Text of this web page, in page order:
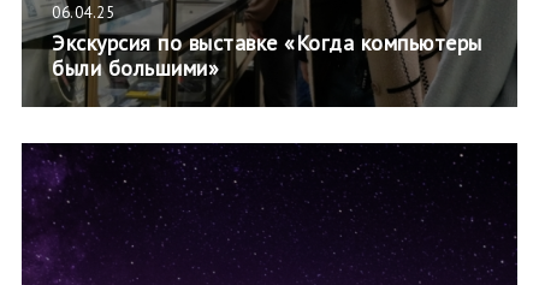
06.04.25
Экскурсия по выставке «Когда компьютеры
были большими»